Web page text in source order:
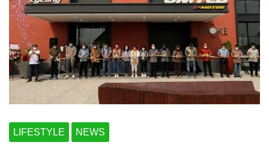
LIFESTYLE NEWS